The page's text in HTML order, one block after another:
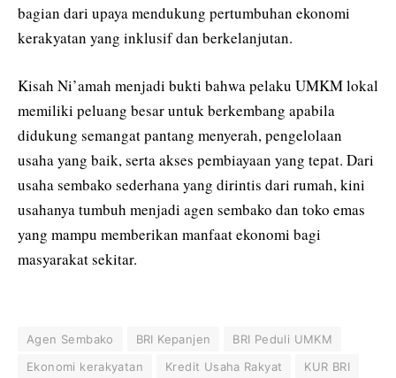
bagian dari upaya mendukung pertumbuhan ekonomi
kerakyatan yang inklusif dan berkelanjutan.
Kisah Ni’amah menjadi bukti bahwa pelaku UMKM lokal
memiliki peluang besar untuk berkembang apabila
didukung semangat pantang menyerah, pengelolaan
usaha yang baik, serta akses pembiayaan yang tepat. Dari
usaha sembako sederhana yang dirintis dari rumah, kini
usahanya tumbuh menjadi agen sembako dan toko emas
yang mampu memberikan manfaat ekonomi bagi
masyarakat sekitar.
Agen Sembako BRI Kepanjen
BRI Peduli UMKM
Ekonomi kerakyatan
Kredit Usaha Rakyat
KUR BRI